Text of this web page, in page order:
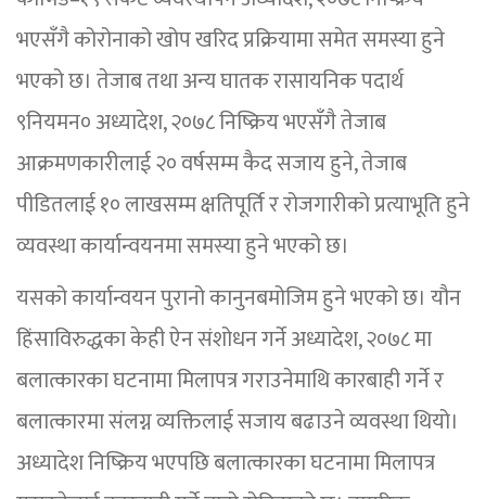
भएसँगै कोरोनाको खोप खरिद प्रक्रियामा समेत समस्या हुने
भएको छ। तेजाब तथा अन्य घातक रासायनिक पदार्थ
९नियमन० अध्यादेश, २०७८ निष्क्रिय भएसँगै तेजाब
आक्रमणकारीलाई २० वर्षसम्म कैद सजाय हुने, तेजाब
पीडितलाई १० लाखसम्म क्षतिपूर्ति र रोजगारीको प्रत्याभूति हुने
व्यवस्था कार्यान्वयनमा समस्या हुने भएको छ।
यसको कार्यान्वयन पुरानो कानुनबमोजिम हुने भएको छ। यौन
हिंसाविरुद्धका केही ऐन संशोधन गर्ने अध्यादेश, २०७८ मा
बलात्कारका घटनामा मिलापत्र गराउनेमाथि कारबाही गर्ने र
बलात्कारमा संलग्न व्यक्तिलाई सजाय बढाउने व्यवस्था थियो।
अध्यादेश निष्क्रिय भएपछि बलात्कारका घटनामा मिलापत्र